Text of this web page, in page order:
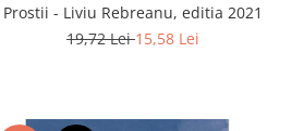
Prostii - Liviu Rebreanu, editia 2021
19,72 Lei15,58 Lei